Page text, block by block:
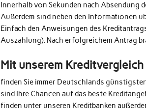
Innerhalb von Sekunden nach
Außerdem sind neben den Informationen
Einfach den Anweisungen des
Auszahlung). Nach erfolgreichem Antrag
Mit unserem Kreditvergleich
finden Sie immer Deutschlands
sind Ihre Chancen auf das beste
finden unter unseren Kreditbanken